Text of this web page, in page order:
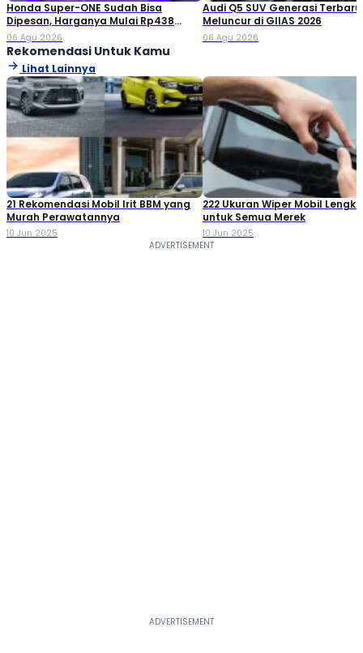
Honda Super-ONE Sudah Bisa
Dipesan, Harganya Mulai Rp438
Juta!
06 Agu 2026
Audi Q5 SUV Generasi Terbaru
Meluncur di GIIAS 2026
06 Agu 2026
Rekomendasi Untuk Kamu
Lihat Lainnya
21 Rekomendasi Mobil Irit BBM yang
Murah Perawatannya
10 Jun 2025
222 Ukuran Wiper Mobil
untuk Semua Merek
10 Jun 2025